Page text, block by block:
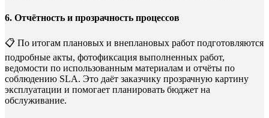
6. Отчётность и прозрачность процессов
📋 По итогам плановых и внеплановых работ подготовляются
подробные акты, фотофиксация выполненных работ,
ведомости по использованным материалам и отчёты по
соблюдению SLA. Это даёт заказчику прозрачную картину
эксплуатации и помогает планировать бюджет на
обслуживание.